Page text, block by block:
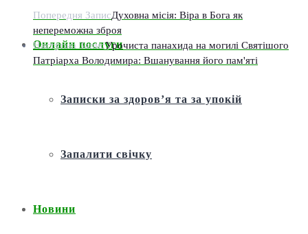
Онлайн послуги
Записки за здоров’я та за упокій
Запалити свічку
Новини
Попередня ЗаписДуховна місія: Віра в Бога як
непереможна зброя
Наступна ЗаписУрочиста панахида на могилі Святішого
Патріарха Володимира: Вшанування його пам'яті